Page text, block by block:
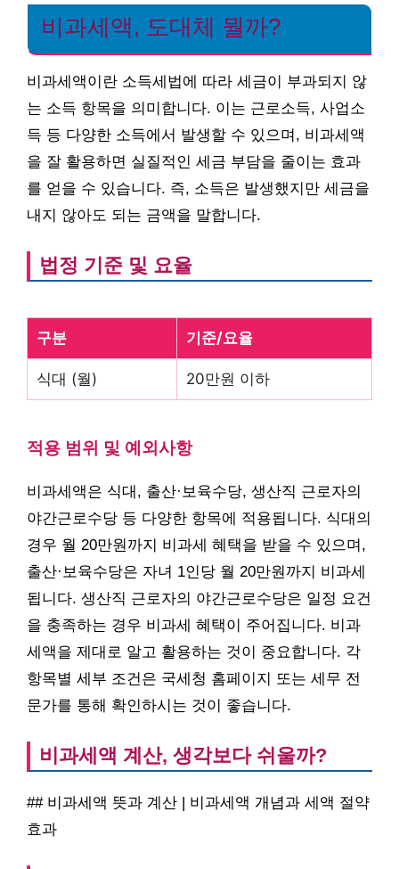
비과세액, 도대체 뭘까?
비과세액이란 소득세법에 따라 세금이 부과되지 않
는 소득 항목을 의미합니다. 이는 근로소득, 사업소
득 등 다양한 소득에서 발생할 수 있으며, 비과세액
을 잘 활용하면 실질적인 세금 부담을 줄이는 효과
를 얻을 수 있습니다. 즉, 소득은 발생했지만 세금을
내지 않아도 되는 금액을 말합니다.
법정 기준 및 요율
구분 기준/요율
식대 (월) 20만원 이하
적용 범위 및 예외사항
비과세액은 식대, 출산·보육수당, 생산직 근로자의
야간근로수당 등 다양한 항목에 적용됩니다. 식대의
경우 월 20만원까지 비과세 혜택을 받을 수 있으며,
출산·보육수당은 자녀 1인당 월 20만원까지 비과세
됩니다. 생산직 근로자의 야간근로수당은 일정 요건
을 충족하는 경우 비과세 혜택이 주어집니다. 비과
세액을 제대로 알고 활용하는 것이 중요합니다. 각
항목별 세부 조건은 국세청 홈페이지 또는 세무 전
문가를 통해 확인하시는 것이 좋습니다.
비과세액 계산, 생각보다 쉬울까?
## 비과세액 뜻과 계산 | 비과세액 개념과 세액 절약
효과